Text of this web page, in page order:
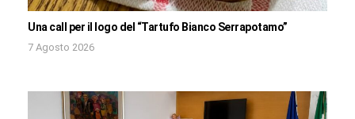
Una call per il logo del “Tartufo Bianco Serrapotamo”
7 Agosto 2026